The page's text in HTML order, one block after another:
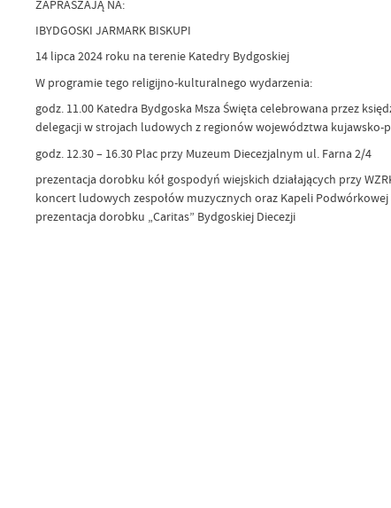
ZAPRASZAJĄ NA:
IBYDGOSKI JARMARK BISKUPI
14 lipca 2024 roku na terenie Katedry Bydgoskiej
W programie tego religijno-kulturalnego wydarzenia:
godz. 11.00 Katedra Bydgoska Msza Święta celebrowana przez
delegacji w strojach ludowych z regionów województwa kujawsko-
godz. 12.30 – 16.30 Plac przy Muzeum Diecezjalnym ul. Farna 2/4
prezentacja dorobku kół gospodyń wiejskich działających przy
koncert ludowych zespołów muzycznych oraz Kapeli Podwórkowej
prezentacja dorobku „Caritas” Bydgoskiej Diecezji